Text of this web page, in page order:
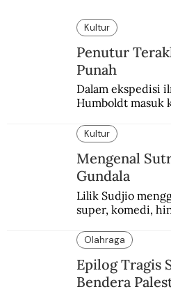
Kultur
Penutur
Punah
Dalam ekspedisi
Humboldt masuk
burung nuri
terakhir bahasa
Kultur
Mengenal
Gundala
Lilik Sudjio
super, komedi,
Olahraga
Epilog Tragis
Bendera